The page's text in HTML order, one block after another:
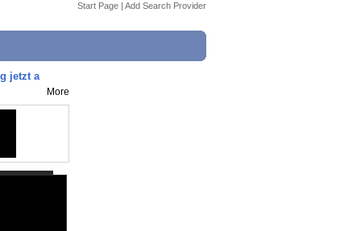
Start Page | Add Search Provider
jetzt a
More